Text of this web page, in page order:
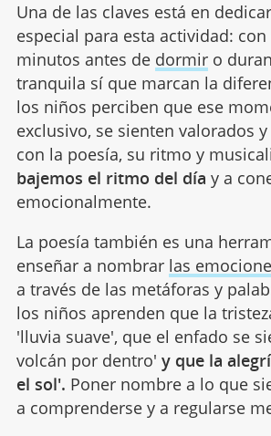
Una de las claves está en
especial para esta actividad:
minutos antes de dormiro
tranquila sí que marcan la
los niños perciben que ese
exclusivo, se sienten valorados
con la poesía, su ritmo y
bajemos el ritmo del día y a
emocionalmente.
La poesía también es una
enseñar a nombrar las
a través de las metáforas y
los niños aprenden que la
'lluvia suave', que el enfado se
volcán por dentro' y que la
el sol'. Poner nombre a lo que
a comprenderse y a regularse